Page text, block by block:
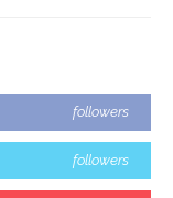
followers
followers